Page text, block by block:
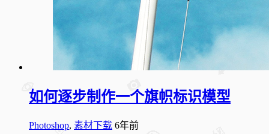
如何逐步制作一个旗帜标识模型
Photoshop, 素材下载 6年前